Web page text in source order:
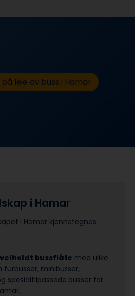
leie av buss i Hamar
i Hamar
i Hamar kjennetegnes
bussflåte med ulike
turbusser, minibusser,
spesialtilpassede busser for